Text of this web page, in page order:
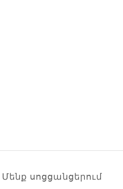
Մենք սոցցանցերում